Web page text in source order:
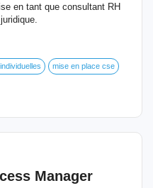
en tant que consultant RH
mise en place cse
Manager